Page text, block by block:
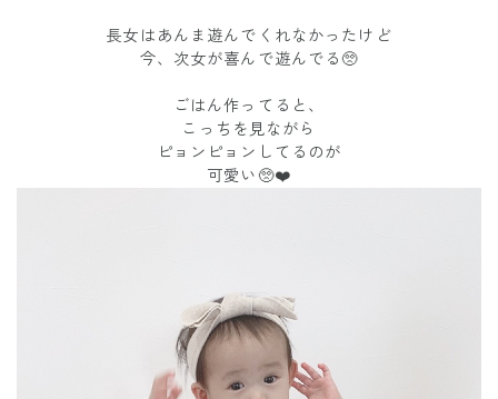
長女はあんま遊んでくれなかったけど
今、次女が喜んで遊んでる🥺
ごはん作ってると、
こっちを見ながら
ピョンピョンしてるのが
可愛い🥺❤️